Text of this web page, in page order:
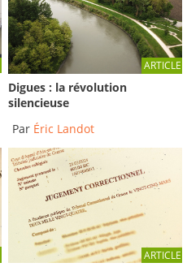
ARTICLE
Digues : la révolution
silencieuse
Par Éric Landot
ARTICLE